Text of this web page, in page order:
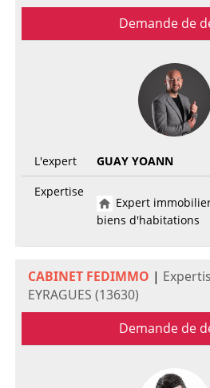
Demande de
L'expert
GUAY YOANN
Expertise
Expert
biens d'habitations
CABINET FEDIMMO |
EYRAGUES (13630)
Demande de